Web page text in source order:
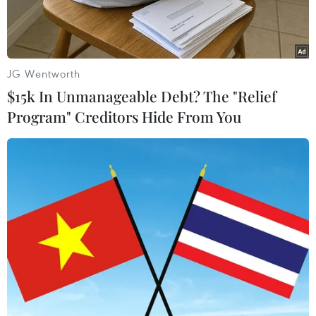
(Ảnh minh họa: Tuấn Anh/TTXVN)
Bộ trưởng Y tế Đào Hồng Lan vừa có văn bản trả
lời kiến nghị của cử tri An Giang, Tây Ninh gửi
tới Quốc hội sau kỳ họp thứ 4, Quốc hội khóa XV
về hiện tượng thiếu thuốc, vật tư y tế ở một số
JG Wentworth
$15k In Unmanageable Debt? The "Relief
Program" Creditors Hide From You